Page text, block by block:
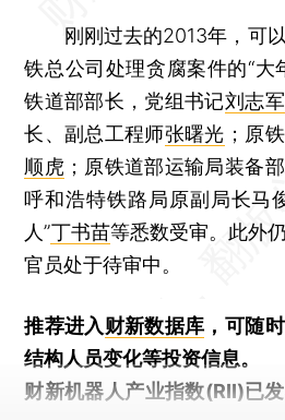
刚刚过去的2013年，可以
铁总公司处理贪腐案件的“大
铁道部部长，党组书记刘志军
长、副总工程师张曙光 ；原
顺虎 ；原铁道部运输局装备
呼和浩特铁路局原副局长马
人”丁书苗等悉数受审。此外
官员处于待审中。
推荐进入财新数据库 ，可随
结构人员变化等投资信息。
财新机器人产业指数(RII)已发